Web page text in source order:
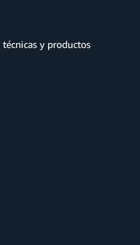
y productos